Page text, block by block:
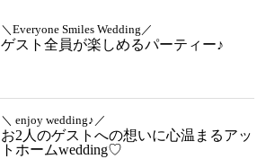
＼Everyone Smiles Wedding／
ゲスト全員が楽しめるパーティー♪
＼ enjoy wedding♪／
お2人のゲストへの想いに心温まるアッ
トホームwedding♡